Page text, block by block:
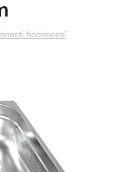
hodnocení